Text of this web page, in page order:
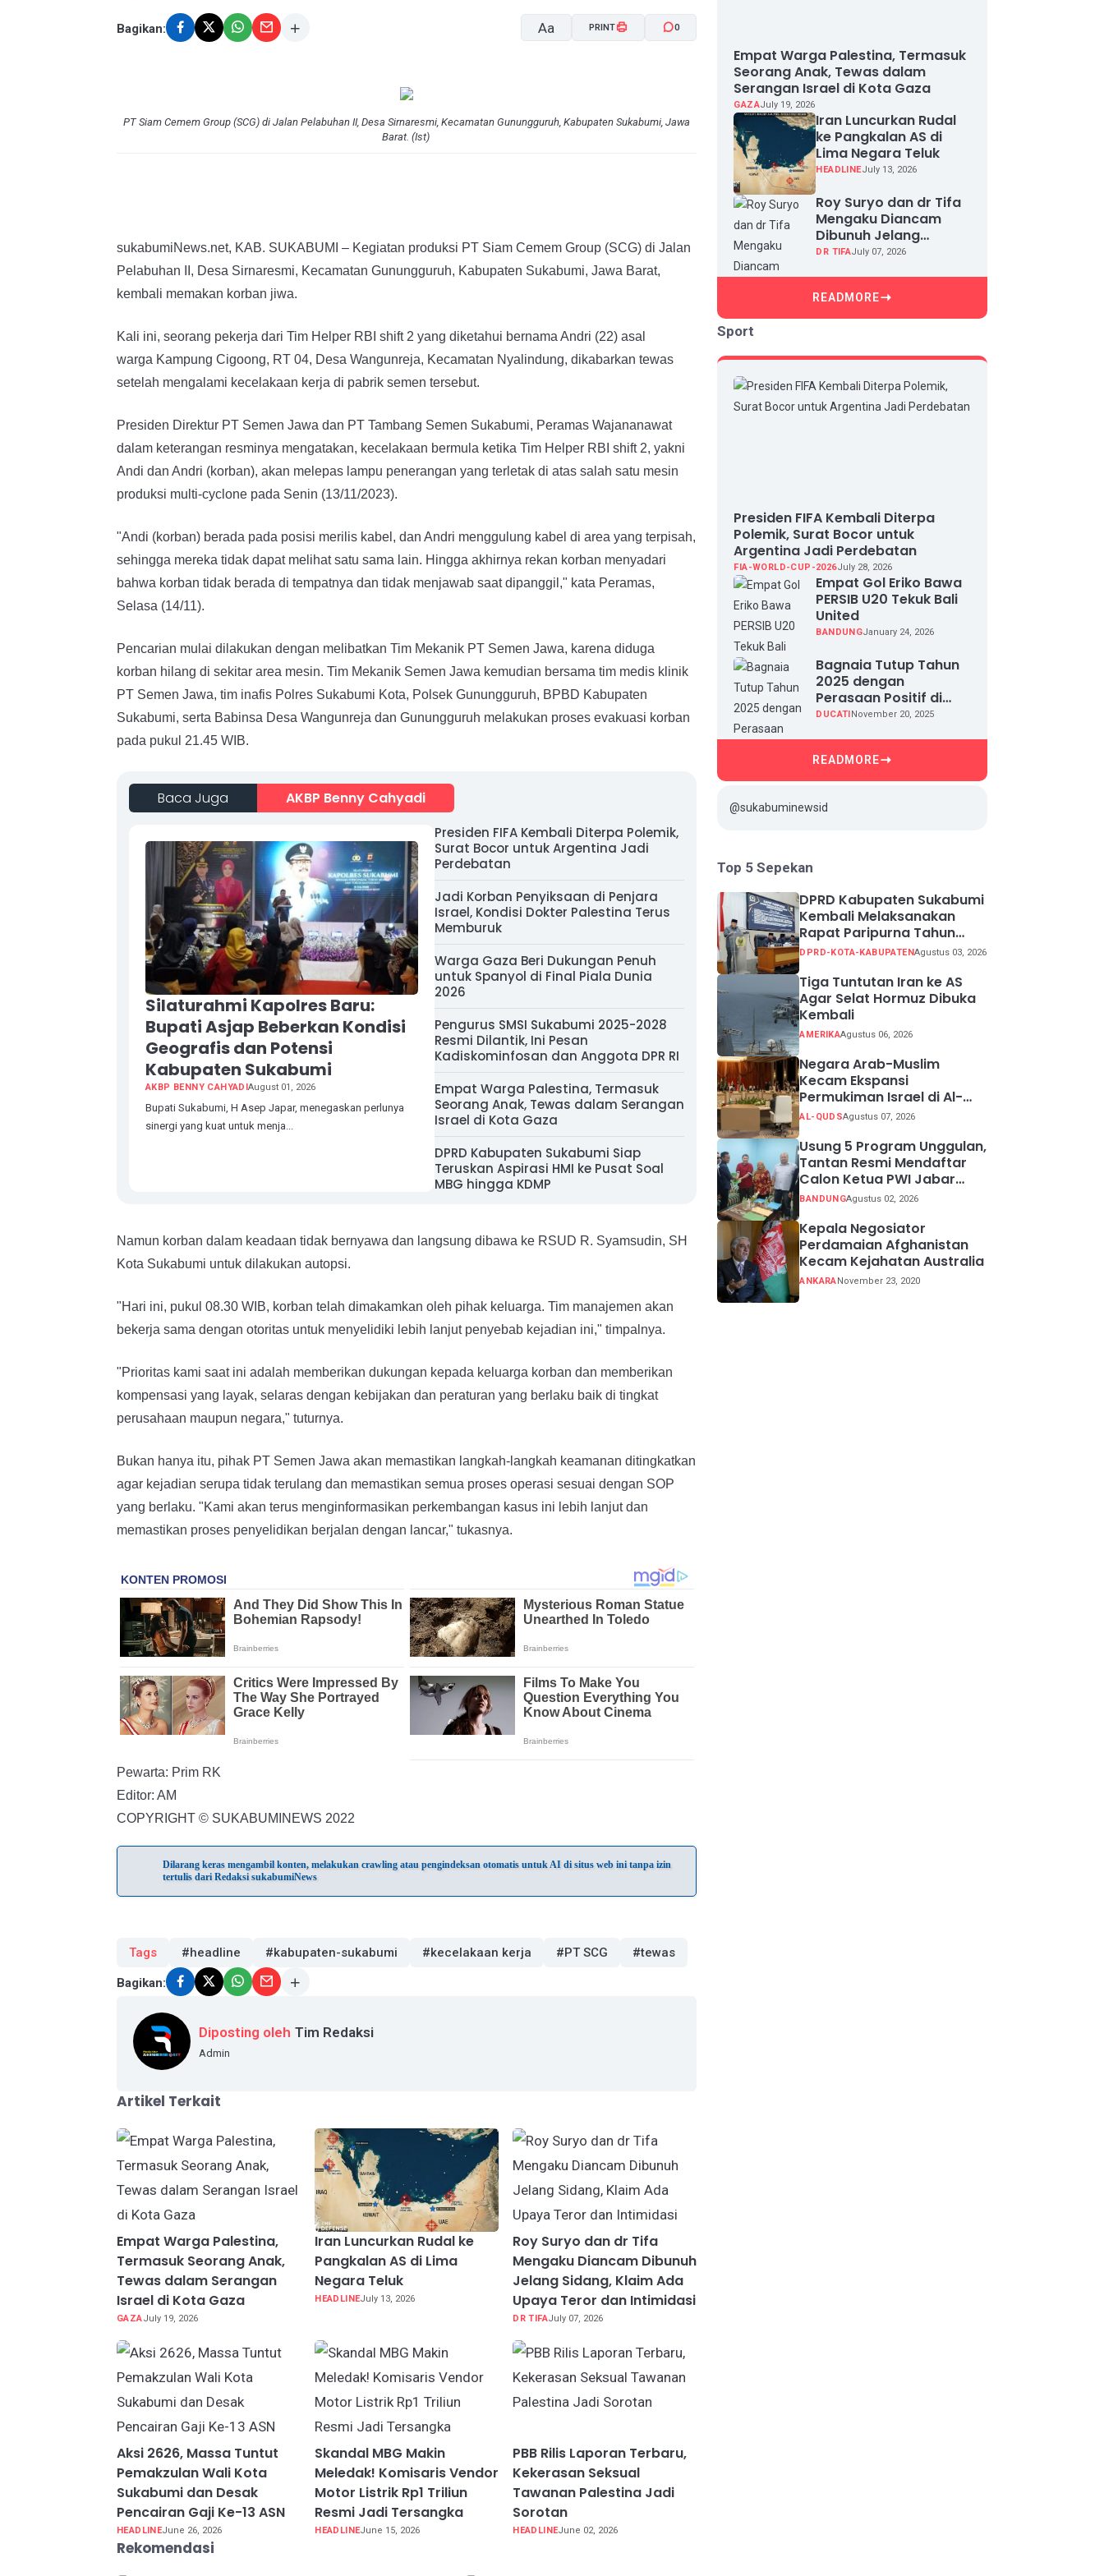
Bagikan: Aa PRINT 0
PT Siam Cemem Group (SCG) di Jalan Pelabuhan II, Desa Sirnaresmi, Kecamatan Gunungguruh, Kabupaten Sukabumi, Jawa
Barat. (Ist)
sukabumiNews.net, KAB. SUKABUMI – Kegiatan produksi PT Siam Cemem Group (SCG) di Jalan
Pelabuhan II, Desa Sirnaresmi, Kecamatan Gunungguruh, Kabupaten Sukabumi, Jawa Barat,
kembali memakan korban jiwa.
Kali ini, seorang pekerja dari Tim Helper RBI shift 2 yang diketahui bernama Andri (22) asal
warga Kampung Cigoong, RT 04, Desa Wangunreja, Kecamatan Nyalindung, dikabarkan tewas
setelah mengalami kecelakaan kerja di pabrik semen tersebut.
Presiden Direktur PT Semen Jawa dan PT Tambang Semen Sukabumi, Peramas Wajananawat
dalam keterangan resminya mengatakan, kecelakaan bermula ketika Tim Helper RBI shift 2, yakni
Andi dan Andri (korban), akan melepas lampu penerangan yang terletak di atas salah satu mesin
produksi multi-cyclone pada Senin (13/11/2023).
"Andi (korban) berada pada posisi merilis kabel, dan Andri menggulung kabel di area yang terpisah,
sehingga mereka tidak dapat melihat satu sama lain. Hingga akhirnya rekan korban menyadari
bahwa korban tidak berada di tempatnya dan tidak menjawab saat dipanggil," kata Peramas,
Selasa (14/11).
Pencarian mulai dilakukan dengan melibatkan Tim Mekanik PT Semen Jawa, karena diduga
korban hilang di sekitar area mesin. Tim Mekanik Semen Jawa kemudian bersama tim medis klinik
PT Semen Jawa, tim inafis Polres Sukabumi Kota, Polsek Gunungguruh, BPBD Kabupaten
Sukabumi, serta Babinsa Desa Wangunreja dan Gunungguruh melakukan proses evakuasi korban
pada pukul 21.45 WIB.
Baca Juga AKBP Benny Cahyadi
Silaturahmi Kapolres Baru:
Bupati Asjap Beberkan Kondisi
Geografis dan Potensi
Kabupaten Sukabumi
AKBP BENNY CAHYADIAugust 01, 2026
Bupati Sukabumi, H Asep Japar, menegaskan perlunya
sinergi yang kuat untuk menja...
Presiden FIFA Kembali Diterpa Polemik,
Surat Bocor untuk Argentina Jadi
Perdebatan
Jadi Korban Penyiksaan di Penjara
Israel, Kondisi Dokter Palestina Terus
Memburuk
Warga Gaza Beri Dukungan Penuh
untuk Spanyol di Final Piala Dunia
2026
Pengurus SMSI Sukabumi 2025-2028
Resmi Dilantik, Ini Pesan
Kadiskominfosan dan Anggota DPR RI
Empat Warga Palestina, Termasuk
Seorang Anak, Tewas dalam Serangan
Israel di Kota Gaza
DPRD Kabupaten Sukabumi Siap
Teruskan Aspirasi HMI ke Pusat Soal
MBG hingga KDMP
Namun korban dalam keadaan tidak bernyawa dan langsung dibawa ke RSUD R. Syamsudin, SH
Kota Sukabumi untuk dilakukan autopsi.
"Hari ini, pukul 08.30 WIB, korban telah dimakamkan oleh pihak keluarga. Tim manajemen akan
bekerja sama dengan otoritas untuk menyelidiki lebih lanjut penyebab kejadian ini," timpalnya.
"Prioritas kami saat ini adalah memberikan dukungan kepada keluarga korban dan memberikan
kompensasi yang layak, selaras dengan kebijakan dan peraturan yang berlaku baik di tingkat
perusahaan maupun negara," tuturnya.
Bukan hanya itu, pihak PT Semen Jawa akan memastikan langkah-langkah keamanan ditingkatkan
agar kejadian serupa tidak terulang dan memastikan semua proses operasi sesuai dengan SOP
yang berlaku. "Kami akan terus menginformasikan perkembangan kasus ini lebih lanjut dan
memastikan proses penyelidikan berjalan dengan lancar," tukasnya.
Pewarta: Prim RK
Editor: AM
COPYRIGHT © SUKABUMINEWS 2022
Dilarang keras mengambil konten, melakukan crawling atau pengindeksan otomatis untuk AI di situs web ini tanpa izin
tertulis dari Redaksi sukabumiNews
Tags #headline #kabupaten-sukabumi #kecelakaan kerja #PT SCG #tewas
Bagikan:
Diposting oleh Tim Redaksi
Admin
Artikel Terkait
Empat Warga Palestina,
Termasuk Seorang Anak,
Tewas dalam Serangan
Israel di Kota Gaza
GAZAJuly 19, 2026
Iran Luncurkan Rudal ke
Pangkalan AS di Lima
Negara Teluk
HEADLINEJuly 13, 2026
Roy Suryo dan dr Tifa
Mengaku Diancam Dibunuh
Jelang Sidang, Klaim Ada
Upaya Teror dan Intimidasi
DR TIFAJuly 07, 2026
Aksi 2626, Massa Tuntut
Pemakzulan Wali Kota
Sukabumi dan Desak
Pencairan Gaji Ke-13 ASN
HEADLINEJune 26, 2026
Skandal MBG Makin
Meledak! Komisaris Vendor
Motor Listrik Rp1 Triliun
Resmi Jadi Tersangka
HEADLINEJune 15, 2026
PBB Rilis Laporan Terbaru,
Kekerasan Seksual
Tawanan Palestina Jadi
Sorotan
HEADLINEJune 02, 2026
Rekomendasi
Empat Warga Palestina, Termasuk
Seorang Anak, Tewas dalam
Serangan Israel di Kota Gaza
GAZAJuly 19, 2026
Iran Luncurkan Rudal
ke Pangkalan AS di
Lima Negara Teluk
HEADLINEJuly 13, 2026
Roy Suryo dan dr Tifa
Mengaku Diancam
Dibunuh Jelang
Sidang, Klaim Ada
DR TIFAJuly 07, 2026
READMORE
Sport
Presiden FIFA Kembali Diterpa
Polemik, Surat Bocor untuk
Argentina Jadi Perdebatan
FIA-WORLD-CUP-2026July 28, 2026
Empat Gol Eriko Bawa
PERSIB U20 Tekuk Bali
United
BANDUNGJanuary 24, 2026
Bagnaia Tutup Tahun
2025 dengan
Perasaan Positif di
Valencia Test
DUCATINovember 20, 2025
READMORE
@sukabuminewsid
Top 5 Sepekan
DPRD Kabupaten Sukabumi
Kembali Melaksanakan
Rapat Paripurna Tahun
Sidang 2026
DPRD-KOTA-KABUPATENAgustus 03, 2026
Tiga Tuntutan Iran ke AS
Agar Selat Hormuz Dibuka
Kembali
AMERIKAAgustus 06, 2026
Negara Arab-Muslim
Kecam Ekspansi
Permukiman Israel di Al-
Quds Timur
AL-QUDSAgustus 07, 2026
Usung 5 Program Unggulan,
Tantan Resmi Mendaftar
Calon Ketua PWI Jabar
2026-2031
BANDUNGAgustus 02, 2026
Kepala Negosiator
Perdamaian Afghanistan
Kecam Kejahatan Australia
ANKARANovember 23, 2020